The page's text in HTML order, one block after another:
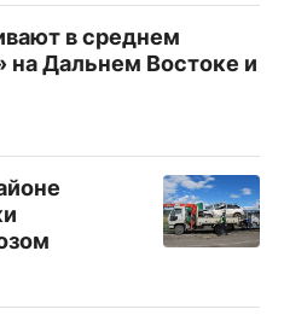
в среднем
Дальнем Востоке и